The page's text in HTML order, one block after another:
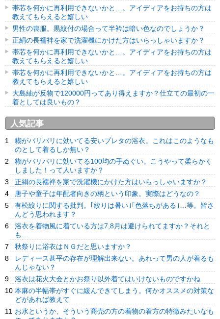
帯芯を何かに再利用できないかと…。アイディアをお持ちの方は
教えてもらえると嬉しい
男性の喪服。黒紋付の場合って半衿は暗い色なのでしょうか？
正絹の長襦袢を家で洗濯機にかけた方はいらっしゃいますか？
帯芯を何かに再利用できないかと…。アイディアをお持ちの方は
教えてもらえると嬉しい
帯芯を何かに再利用できないかと…。アイディアをお持ちの方は
教えてもらえると嬉しい
大島紬が反物で120000円ってあり得えますか？仕立ての最初の一
着としては良いもの？
人気記事
糊がバリバリに効いてる安いプレタの浴衣。これはこのようなも
のとして着るしか無い？
糊がバリバリに効いてる100均の手ぬぐい。こうやって柔らかく
しました！って人いますか？
正絹の長襦袢を家で洗濯機にかけた方はいらっしゃいますか？
唐子や童子は年配者向きの柄という印象。実際はどうなの？
有松絞りに関する批判。｢絞りは暑い｣｢色落ちがある｣…等。皆さ
んどう思われます？
浴衣を着物風に着ている方は7,8月は避けられてますか？それと
も…
秋祭りに浴衣はＮＧだと思いますか？
レディース甚平の存在が理解出来ない。あれって男の人が着るも
んじゃない？
浴衣は花火大会とかお祭り以外着てはいけないものですかね
本麻の半幅帯がすぐに緩んできてしまう。何かオススメの対策な
どがあれば教えて
お水というか、そういう商売の方の着物の着方の特徴みたいなも